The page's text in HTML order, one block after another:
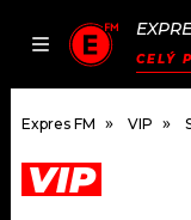
CELÝ
DOMŮ
Expres FM VIP
VIP